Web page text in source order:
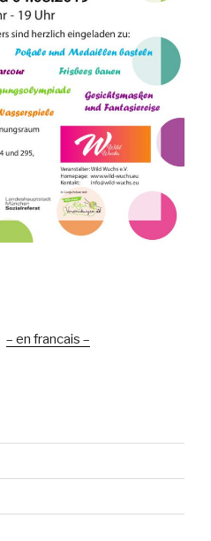
– en francais –